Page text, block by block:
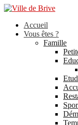
Accueil
Vous êtes ?
Famille